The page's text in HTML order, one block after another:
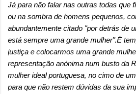
Já para não falar nas outras todas que
ou na sombra de homens pequenos,
abundantemente citado "por detrás de
está sempre uma grande mulher".É
justiça e colocarmos uma grande
representação anónima num busto da
mulher ideal portuguesa, no cimo de
para que não restem dúvidas da sua